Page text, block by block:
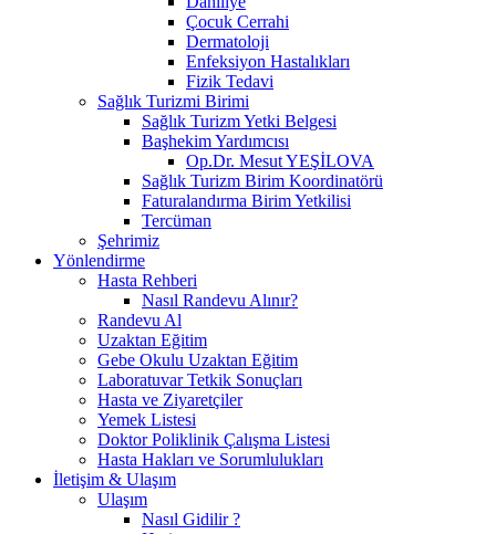
Çocuk Cerrahi
Dermatoloji
Enfeksiyon Hastalıkları
Fizik Tedavi
Sağlık Turizmi Birimi
Sağlık Turizm Yetki Belgesi
Başhekim Yardımcısı
Op.Dr. Mesut YEŞİLOVA
Sağlık Turizm Birim Koordinatörü
Faturalandırma Birim Yetkilisi
Tercüman
Şehrimiz
Yönlendirme
Hasta Rehberi
Nasıl Randevu Alınır?
Randevu Al
Uzaktan Eğitim
Gebe Okulu Uzaktan Eğitim
Laboratuvar Tetkik Sonuçları
Hasta ve Ziyaretçiler
Yemek Listesi
Doktor Poliklinik Çalışma Listesi
Hasta Hakları ve Sorumlulukları
İletişim & Ulaşım
Ulaşım
Nasıl Gidilir ?